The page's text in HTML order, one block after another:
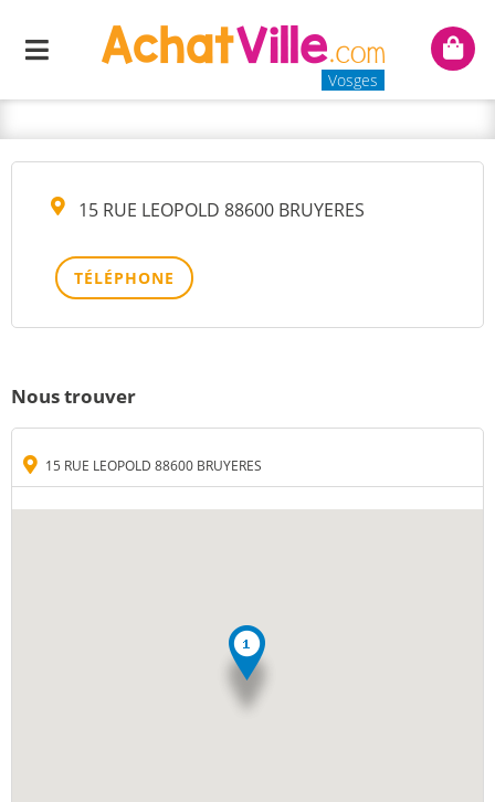
Menu
Vosges
Mon
MME SUCHETET MARIA
15 RUE LEOPOLD 88600 BRUYERES
TÉLÉPHONE
Nous trouver
15 RUE LEOPOLD 88600 BRUYERES